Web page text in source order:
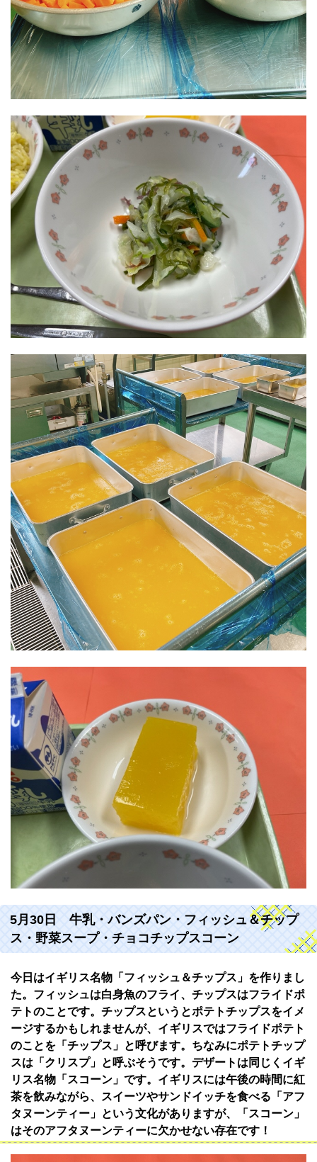
5月30日 牛乳・バンズパン・フィッシュ＆チップ
ス・野菜スープ・チョコチップスコーン
今日はイギリス名物「フィッシュ＆チップス」を作りまし
た。フィッシュは白身魚のフライ、チップスはフライドポ
テトのことです。チップスというとポテトチップスをイメ
ージするかもしれませんが、イギリスではフライドポテト
のことを「チップス」と呼びます。ちなみにポテトチップ
スは「クリスプ」と呼ぶそうです。デザートは同じくイギ
リス名物「スコーン」です。イギリスには午後の時間に紅
茶を飲みながら、スイーツやサンドイッチを食べる「アフ
タヌーンティー」という文化がありますが、「スコーン」
はそのアフタヌーンティーに欠かせない存在です！